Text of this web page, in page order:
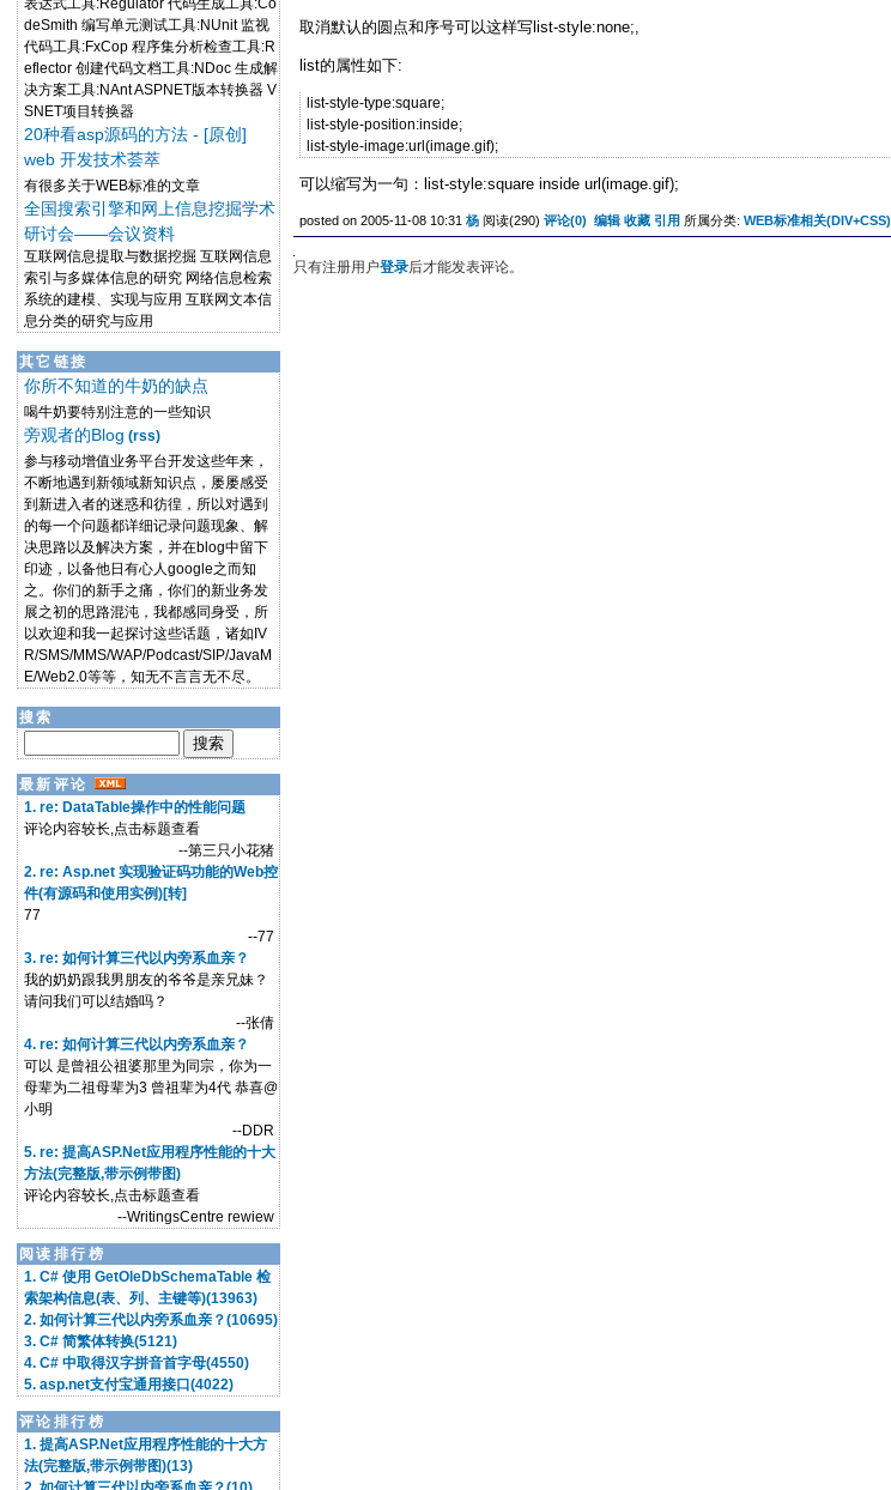
表达式工具:Regulator 代码生成工具:Co
deSmith 编写单元测试工具:NUnit 监视
代码工具:FxCop 程序集分析检查工具:R
eflector 创建代码文档工具:NDoc 生成解
决方案工具:NAnt ASPNET版本转换器 V
SNET项目转换器
20种看asp源码的方法 - [原创]
web 开发技术荟萃
有很多关于WEB标准的文章
全国搜索引擎和网上信息挖掘学术
研讨会——会议资料
互联网信息提取与数据挖掘 互联网信息
索引与多媒体信息的研究 网络信息检索
系统的建模、实现与应用 互联网文本信
息分类的研究与应用
其它链接
你所不知道的牛奶的缺点
喝牛奶要特别注意的一些知识
旁观者的Blog (rss)
参与移动增值业务平台开发这些年来，
不断地遇到新领域新知识点，屡屡感受
到新进入者的迷惑和彷徨，所以对遇到
的每一个问题都详细记录问题现象、解
决思路以及解决方案，并在blog中留下
印迹，以备他日有心人google之而知
之。你们的新手之痛，你们的新业务发
展之初的思路混沌，我都感同身受，所
以欢迎和我一起探讨这些话题，诸如IV
R/SMS/MMS/WAP/Podcast/SIP/JavaM
E/Web2.0等等，知无不言言无不尽。
搜索
最新评论
1. re: DataTable操作中的性能问题
评论内容较长,点击标题查看
--第三只小花猪
2. re: Asp.net 实现验证码功能的Web控
件(有源码和使用实例)[转]
77
--77
3. re: 如何计算三代以内旁系血亲？
我的奶奶跟我男朋友的爷爷是亲兄妹？
请问我们可以结婚吗？
--张倩
4. re: 如何计算三代以内旁系血亲？
可以 是曾祖公祖婆那里为同宗，你为一
母辈为二祖母辈为3 曾祖辈为4代 恭喜@
小明
--DDR
5. re: 提高ASP.Net应用程序性能的十大
方法(完整版,带示例带图)
评论内容较长,点击标题查看
--WritingsCentre rewiew
阅读排行榜
1. C# 使用 GetOleDbSchemaTable 检
索架构信息(表、列、主键等)(13963)
2. 如何计算三代以内旁系血亲？(10695)
3. C# 简繁体转换(5121)
4. C# 中取得汉字拼音首字母(4550)
5. asp.net支付宝通用接口(4022)
评论排行榜
1. 提高ASP.Net应用程序性能的十大方
法(完整版,带示例带图)(13)
取消默认的圆点和序号可以这样写list-style:none;,
list的属性如下:
list-style-type:square;
list-style-position:inside;
list-style-image:url(image.gif);
可以缩写为一句：list-style:square inside url(image.gif);
posted on 2005-11-08 10:31 杨 阅读(290) 评论(0) 编辑 收藏 引用 所属分类: WEB标准相关(DIV+CSS)
只有注册用户登录后才能发表评论。